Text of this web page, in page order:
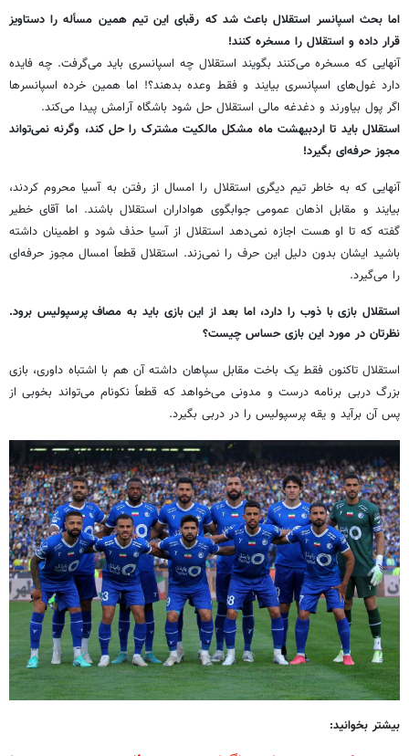
اما بحث اسپانسر استقلال باعث شد که رقبای این تیم همین مسأله را دستاویز
قرار داده و استقلال را مسخره کنند!
آنهایی که مسخره می‌کنند بگویند استقلال چه اسپانسری باید می‌گرفت. چه فایده
دارد غول‌های اسپانسری بیایند و فقط وعده بدهند؟! اما همین خرده اسپانسرها
اگر پول بیاورند و دغدغه مالی استقلال حل شود باشگاه آرامش پیدا می‌کند.
استقلال باید تا اردبیهشت ماه مشکل مالکیت مشترک را حل کند، وگرنه نمی‌تواند
مجوز حرفه‌ای بگیرد!
آنهایی که به خاطر تیم دیگری استقلال را امسال از رفتن به آسیا محروم کردند،
بیایند و مقابل اذهان عمومی جوابگوی هواداران استقلال باشند. اما آقای خطیر
گفته که تا او هست اجازه نمی‌دهد استقلال از آسیا حذف شود و اطمینان داشته
باشید ایشان بدون دلیل این حرف را نمی‌زند. استقلال قطعاً امسال مجوز حرفه‌ای
را می‌گیرد.
استقلال بازی با ذوب را دارد، اما بعد از این بازی باید به مصاف پرسپولیس برود.
نظرتان در مورد این بازی حساس چیست؟
استقلال تاکنون فقط یک باخت مقابل سپاهان داشته آن هم با اشتباه داوری، بازی
بزرگ دربی برنامه درست و مدونی می‌خواهد که قطعاً نکونام می‌تواند بخوبی از
پس آن برآید و یقه پرسپولیس را در دربی بگیرد.
بیشتر بخوانید: